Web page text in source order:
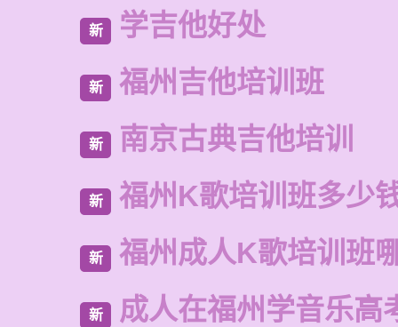
新 学吉他好处
新 福州吉他培训班
新 南京古典吉他培训
新 福州K歌培训班多少
新 福州成人K歌培训班
新 成人在福州学音乐高